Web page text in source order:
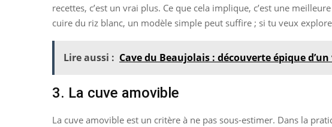
recettes, c’est un vrai plus. Ce que cela implique, c’est une
cuire du riz blanc, un modèle simple peut suffire ; si tu veux
Lire aussi : Cave du Beaujolais : découverte épique
3. La cuve amovible
La cuve amovible est un critère à ne pas sous-estimer. Dans la